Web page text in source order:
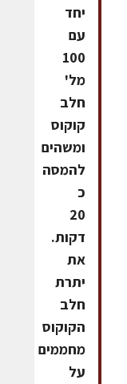
יחד
עם
100
מל'
חלב
קוקוס
ומשהים
להמסה
כ
20
דקות.
את
יתרת
חלב
הקוקוס
מחממים
על